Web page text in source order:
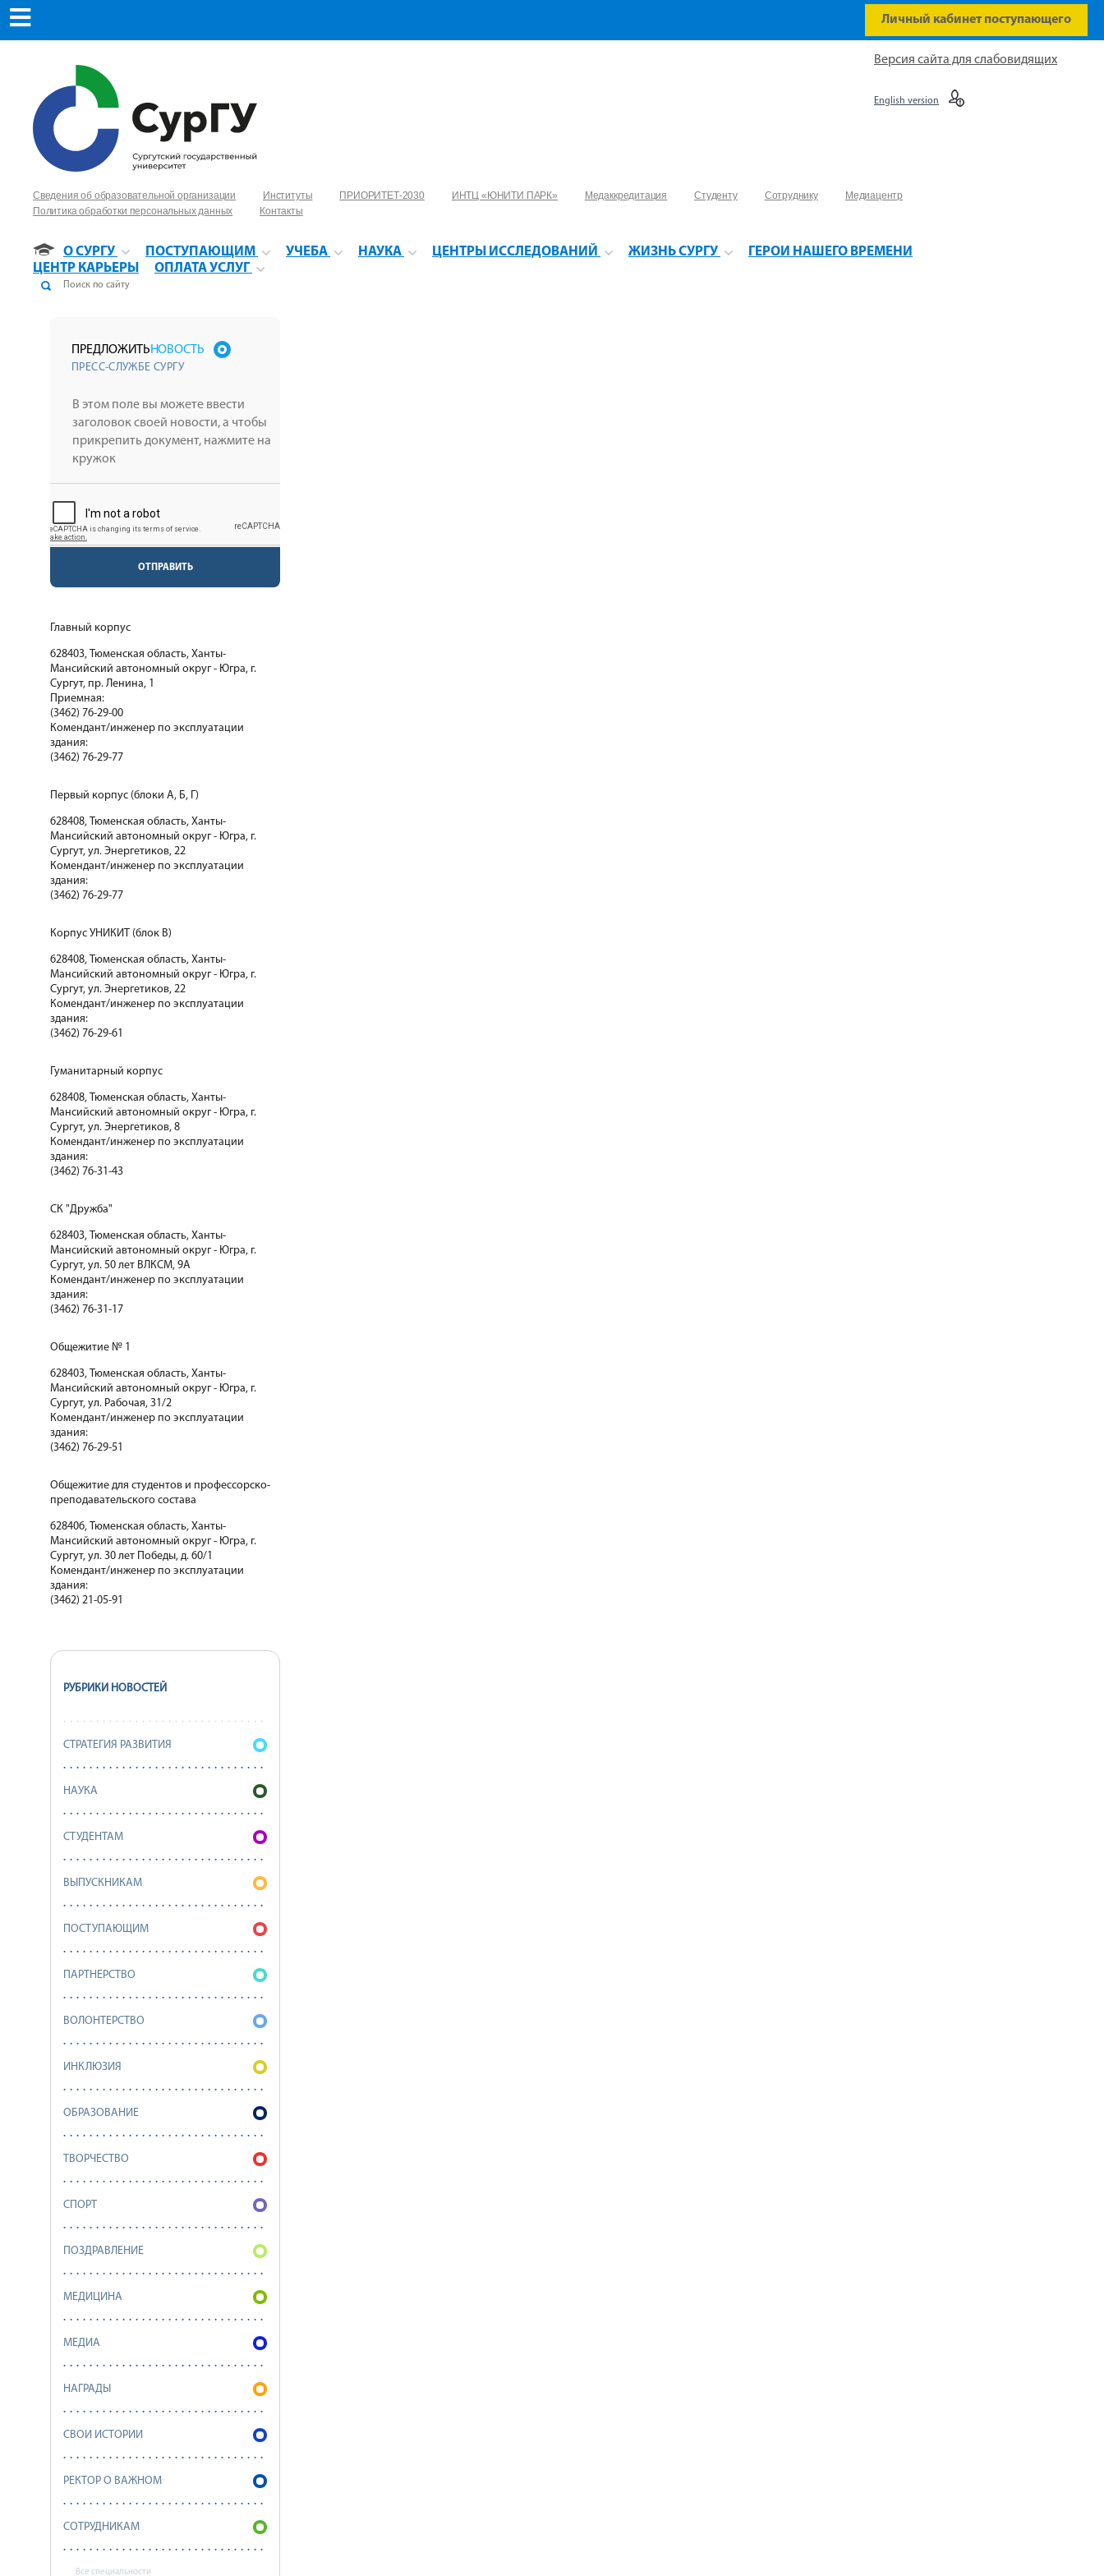
Личный кабинет поступающего
Сведения об образовательной организации Институты ПРИОРИТЕТ-2030 ИНТЦ «ЮНИТИ ПАРК» Медаккредитация Студенту Сотруднику
Медиацентр
Политика обработки персональных данных
Контакты
О СУРГУ ПОСТУПАЮЩИМ УЧЕБА НАУКА ЦЕНТРЫ ИССЛЕДОВАНИЙ ЖИЗНЬ СУРГУ
ГЕРОИ НАШЕГО ВРЕМЕНИ
ЦЕНТР КАРЬЕРЫ
ОПЛАТА УСЛУГ
Версия сайта для слабовидящих
English version
ПРЕДЛОЖИТЬНОВОСТЬ
ПРЕСС-СЛУЖБЕ СУРГУ
ОТПРАВИТЬ
Главный корпус
628403, Тюменская область, Ханты-
Мансийский автономный округ - Югра, г.
Сургут, пр. Ленина, 1
Приемная:
(3462) 76-29-00
Комендант/инженер по эксплуатации
здания:
(3462) 76-29-77
Первый корпус (блоки А, Б, Г)
628408, Тюменская область, Ханты-
Мансийский автономный округ - Югра, г.
Сургут, ул. Энергетиков, 22
Комендант/инженер по эксплуатации
здания:
(3462) 76-29-77
Корпус УНИКИТ (блок В)
628408, Тюменская область, Ханты-
Мансийский автономный округ - Югра, г.
Сургут, ул. Энергетиков, 22
Комендант/инженер по эксплуатации
здания:
(3462) 76-29-61
Гуманитарный корпус
628408, Тюменская область, Ханты-
Мансийский автономный округ - Югра, г.
Сургут, ул. Энергетиков, 8
Комендант/инженер по эксплуатации
здания:
(3462) 76-31-43
СК "Дружба"
628403, Тюменская область, Ханты-
Мансийский автономный округ - Югра, г.
Сургут, ул. 50 лет ВЛКСМ, 9А
Комендант/инженер по эксплуатации
здания:
(3462) 76-31-17
Общежитие № 1
628403, Тюменская область, Ханты-
Мансийский автономный округ - Югра, г.
Сургут, ул. Рабочая, 31/2
Комендант/инженер по эксплуатации
здания:
(3462) 76-29-51
Общежитие для студентов и профессорско-
преподавательского состава
628406, Тюменская область, Ханты-
Мансийский автономный округ - Югра, г.
Сургут, ул. 30 лет Победы, д. 60/1
Комендант/инженер по эксплуатации
здания:
(3462) 21-05-91
РУБРИКИ НОВОСТЕЙ
СТРАТЕГИЯ РАЗВИТИЯ
НАУКА
СТУДЕНТАМ
ВЫПУСКНИКАМ
ПОСТУПАЮЩИМ
ПАРТНЕРСТВО
ВОЛОНТЕРСТВО
ИНКЛЮЗИЯ
ОБРАЗОВАНИЕ
ТВОРЧЕСТВО
СПОРТ
ПОЗДРАВЛЕНИЕ
МЕДИЦИНА
МЕДИА
НАГРАДЫ
СВОИ ИСТОРИИ
РЕКТОР О ВАЖНОМ
СОТРУДНИКАМ
Все специальности